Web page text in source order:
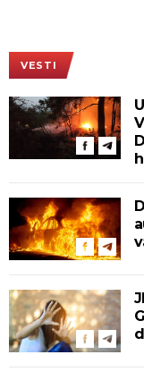
VESTI